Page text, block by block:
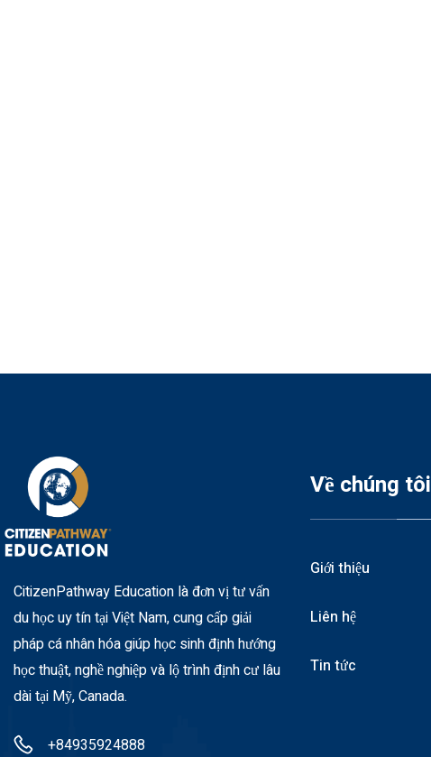
CitizenPathway Education là đơn vị tư vấn
du học uy tín tại Việt Nam, cung cấp giải
pháp cá nhân hóa giúp học sinh định hướng
học thuật, nghề nghiệp và lộ trình định cư lâu
dài tại Mỹ, Canada.
+84935924888
Về chúng tôi
Giới thiệu
Liên hệ
Tin tức